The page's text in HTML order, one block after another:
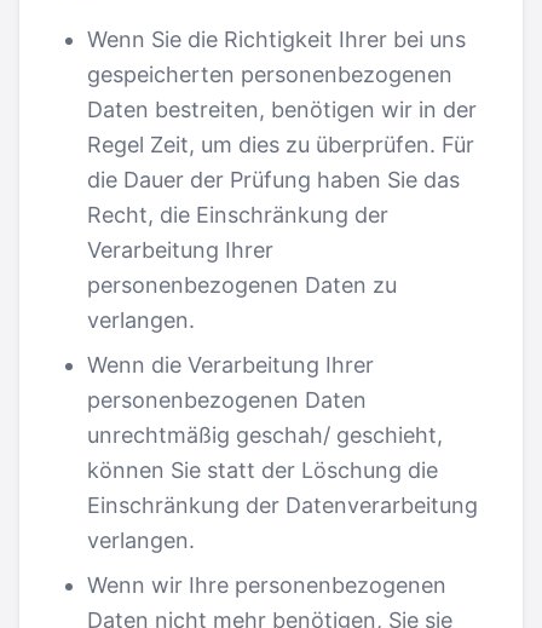
Wenn Sie die Richtigkeit Ihrer bei uns
gespeicherten personenbezogenen
Daten bestreiten, benötigen wir in der
Regel Zeit, um dies zu überprüfen. Für
die Dauer der Prüfung haben Sie das
Recht, die Einschränkung der
Verarbeitung Ihrer
personenbezogenen Daten zu
verlangen.
Wenn die Verarbeitung Ihrer
personenbezogenen Daten
unrechtmäßig geschah/ geschieht,
können Sie statt der Löschung die
Einschränkung der Datenverarbeitung
verlangen.
Wenn wir Ihre personenbezogenen
Daten nicht mehr benötigen, Sie sie